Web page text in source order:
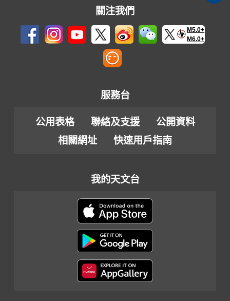
關注我們
M5.0+
M6.0+
服務台
公用表格 聯絡及支援
公開資料
相關網址
快速用戶指南
我的天文台